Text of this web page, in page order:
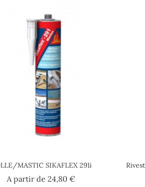
MASTIC SIKAFLEX 291i
A partir de 24,80 €Prezzo